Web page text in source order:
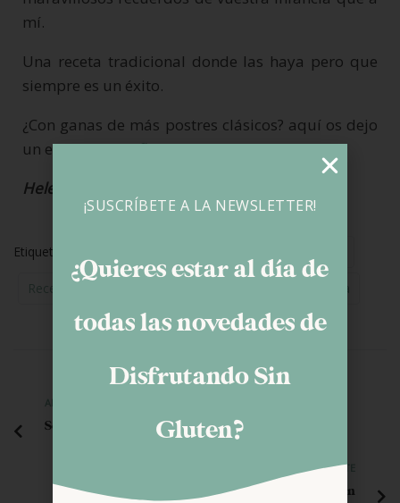
mí.
Una receta tradicional donde las haya pero que
siempre es un éxito.
¿Con ganas de más postres clásicos? aquí os dejo
un espectacularflan de huevo.
Helena
Etiquetas:
Recetas De Siempre
ANTERIOR
Senda Viva sin gluten
SIGUIENTE
Consejos para comer fuera de casa sin gluten
¡SUSCRÍBETE A LA NEWSLETTER!
¿Quieres estar al día de
todas las novedades de
Disfrutando Sin
Gluten?